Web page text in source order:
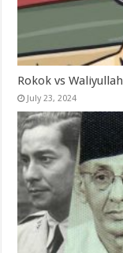
Rokok vs Waliyullah
July 23, 2024